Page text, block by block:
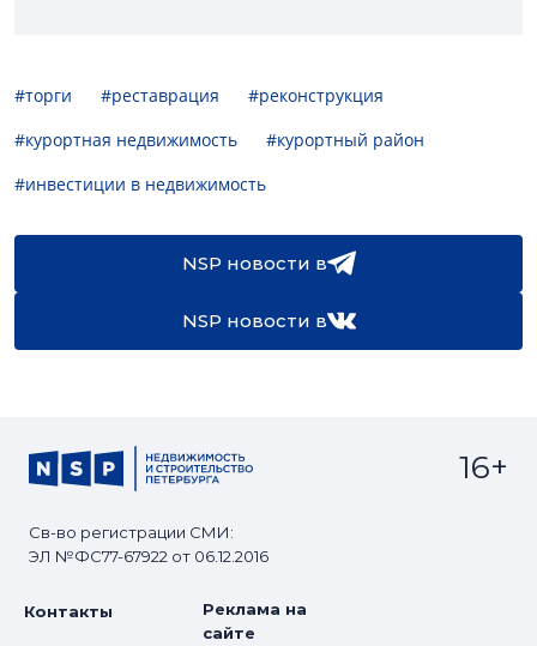
#торги #реставрация
#реконструкция
#курортная недвижимость
#курортный район
#инвестиции в недвижимость
NSP новости в
NSP новости в
Св-во регистрации СМИ:
ЭЛ №ФС77-67922 от 06.12.2016
16+
Контакты
Реклама на
сайте